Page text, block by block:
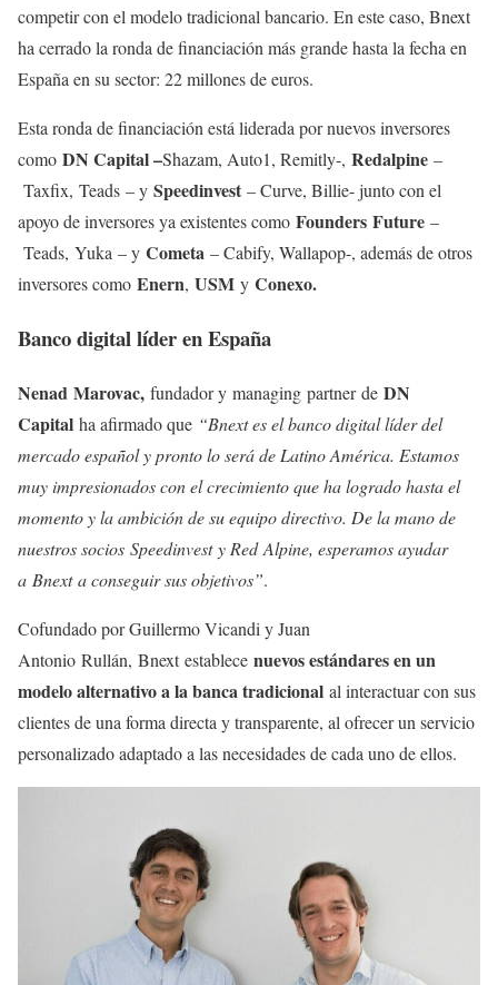
competir con el modelo tradicional bancario. En este caso, Bnext
ha cerrado la ronda de financiación más grande hasta la fecha en
España en su sector: 22 millones de euros.
Esta ronda de financiación está liderada por nuevos inversores
como DN Capital –Shazam, Auto1, Remitly-, Redalpine –
Taxfix, Teads – y Speedinvest – Curve, Billie- junto con el
apoyo de inversores ya existentes como Founders Future –
Teads, Yuka – y Cometa – Cabify, Wallapop-, además de otros
inversores como Enern, USM y Conexo.
Banco digital líder en España
Nenad Marovac, fundador y managing partner de DN
Capital ha afirmado que “Bnext es el banco digital líder del
mercado español y pronto lo será de Latino América. Estamos
muy impresionados con el crecimiento que ha logrado hasta el
momento y la ambición de su equipo directivo. De la mano de
nuestros socios Speedinvest y Red Alpine, esperamos ayudar
a Bnext a conseguir sus objetivos”.
Cofundado por Guillermo Vicandi y Juan
Antonio Rullán, Bnext establece nuevos estándares en un
modelo alternativo a la banca tradicional al interactuar con sus
clientes de una forma directa y transparente, al ofrecer un servicio
personalizado adaptado a las necesidades de cada uno de ellos.